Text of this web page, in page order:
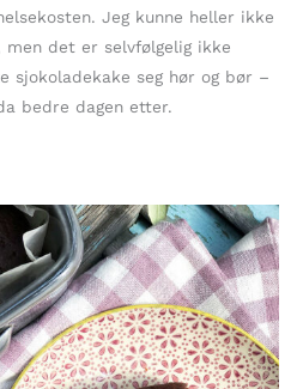
Jeg kunne heller ikke
det er selvfølgelig ikke
sjokoladekake seg hør og bør –
bedre dagen etter.